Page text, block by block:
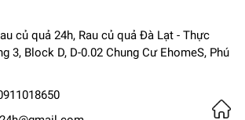
củ quả 24h, Rau củ quả Đà Lạt - Thực
3, Block D, D-0.02 Chung Cư EhomeS, Phú